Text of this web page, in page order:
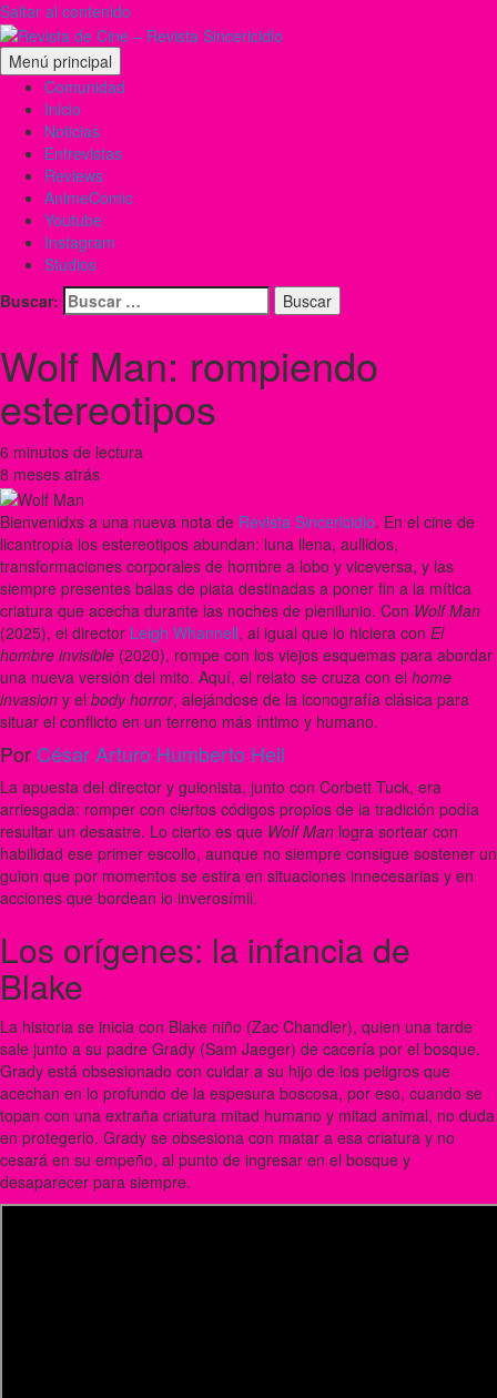
Saltar al contenido
Menú principal
Comunidad
Inicio
Noticias
Entrevistas
Reviews
AnimeComic
Youtube
Instagram
Studios
Buscar:
Wolf Man: rompiendo
estereotipos
6 minutos de lectura
8 meses atrás
Bienvenidxs a una nueva nota de Revista Sincericidio. En el cine de
licantropía los estereotipos abundan: luna llena, aullidos,
transformaciones corporales de hombre a lobo y viceversa, y las
siempre presentes balas de plata destinadas a poner fin a la mítica
criatura que acecha durante las noches de plenilunio. Con Wolf Man
(2025), el director Leigh Whannell, al igual que lo hiciera con El
hombre invisible (2020), rompe con los viejos esquemas para abordar
una nueva versión del mito. Aquí, el relato se cruza con el home
invasion y el body horror, alejándose de la iconografía clásica para
situar el conflicto en un terreno más íntimo y humano.
Por César Arturo Humberto Heil
La apuesta del director y guionista, junto con Corbett Tuck, era
arriesgada: romper con ciertos códigos propios de la tradición podía
resultar un desastre. Lo cierto es que Wolf Man logra sortear con
habilidad ese primer escollo, aunque no siempre consigue sostener un
guion que por momentos se estira en situaciones innecesarias y en
acciones que bordean lo inverosímil.
Los orígenes: la infancia de
Blake
La historia se inicia con Blake niño (Zac Chandler), quien una tarde
sale junto a su padre Grady (Sam Jaeger) de cacería por el bosque.
Grady está obsesionado con cuidar a su hijo de los peligros que
acechan en lo profundo de la espesura boscosa, por eso, cuando se
topan con una extraña criatura mitad humano y mitad animal, no duda
en protegerlo. Grady se obsesiona con matar a esa criatura y no
cesará en su empeño, al punto de ingresar en el bosque y
desaparecer para siempre.